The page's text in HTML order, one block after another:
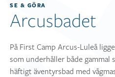
SE & GÖRA
Arcusbadet
På First Camp Arcus-Luleå
som underhåller både gammal
häftigt äventyrsbad med